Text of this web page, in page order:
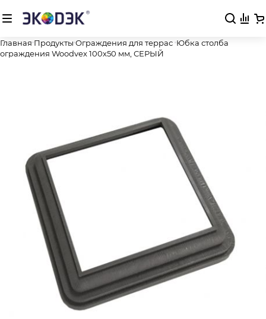
Главная Продукты Ограждения для террас Юбка столба
ограждения Woodvex 100х50 мм, СЕРЫЙ